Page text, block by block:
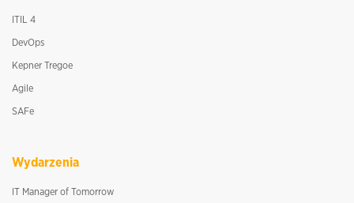
ITIL 4
DevOps
Kepner Tregoe
Agile
SAFe
Wydarzenia
IT Manager of Tomorrow